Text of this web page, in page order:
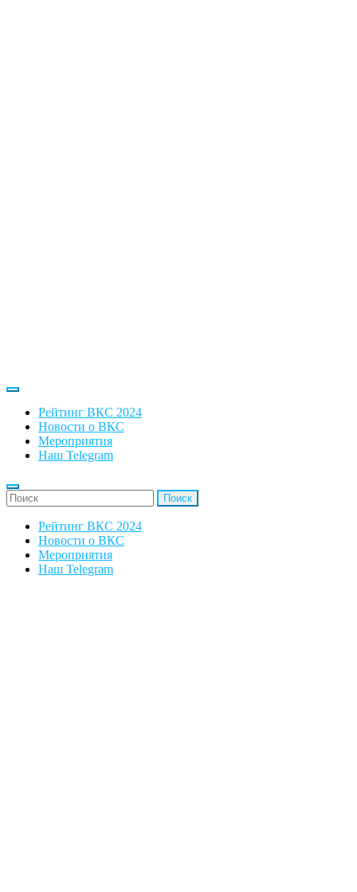
Рейтинг ВКС 2024
Новости о ВКС
Мероприятия
Наш Telegram
'Найти:
Рейтинг ВКС 2024
Новости о ВКС
Мероприятия
Наш Telegram